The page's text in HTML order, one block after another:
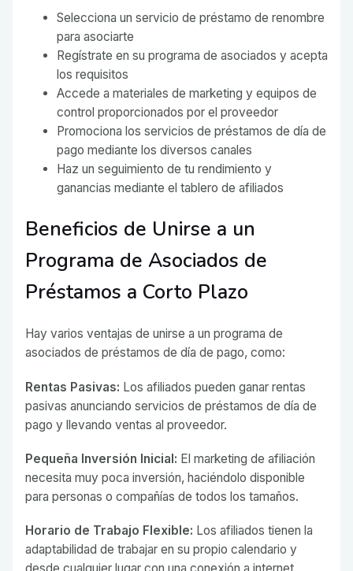
Selecciona un servicio de préstamo de renombre
para asociarte
Regístrate en su programa de asociados y acepta
los requisitos
Accede a materiales de marketing y equipos de
control proporcionados por el proveedor
Promociona los servicios de préstamos de día de
pago mediante los diversos canales
Haz un seguimiento de tu rendimiento y
ganancias mediante el tablero de afiliados
Beneficios de Unirse a un
Programa de Asociados de
Préstamos a Corto Plazo
Hay varios ventajas de unirse a un programa de
asociados de préstamos de día de pago, como:
Rentas Pasivas: Los afiliados pueden ganar rentas
pasivas anunciando servicios de préstamos de día de
pago y llevando ventas al proveedor.
Pequeña Inversión Inicial: El marketing de afiliación
necesita muy poca inversión, haciéndolo disponible
para personas o compañías de todos los tamaños.
Horario de Trabajo Flexible: Los afiliados tienen la
adaptabilidad de trabajar en su propio calendario y